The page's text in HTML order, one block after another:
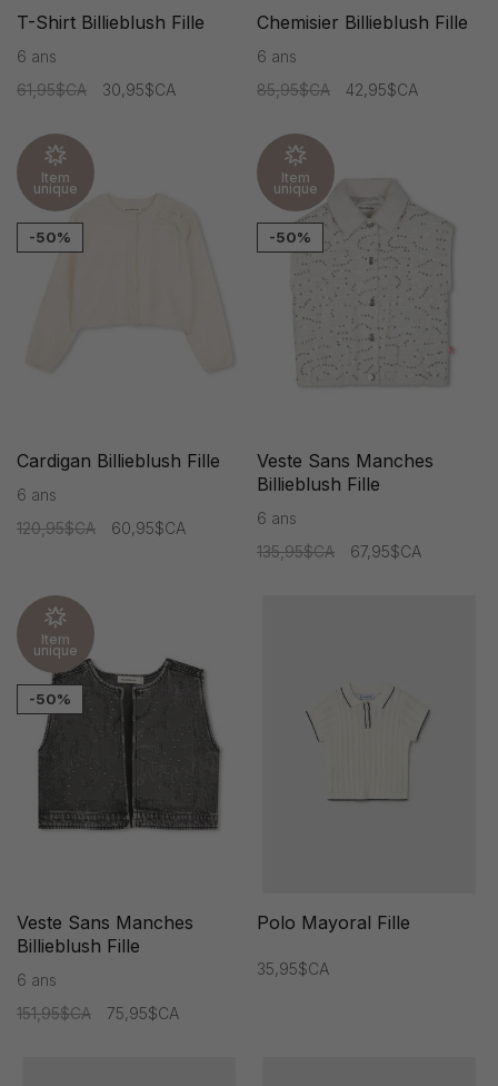
T-Shirt Billieblush Fille
6 ans
61,95$CA
30,95$CA
Chemisier Billieblush Fille
6 ans
85,95$CA
42,95$CA
Item
unique
-50%
Cardigan Billieblush Fille
6 ans
120,95$CA
60,95$CA
Item
unique
-50%
Veste Sans Manches
Billieblush Fille
6 ans
135,95$CA
67,95$CA
Item
unique
-50%
Veste Sans Manches
Billieblush Fille
6 ans
151,95$CA
75,95$CA
Polo Mayoral Fille
35,95$CA